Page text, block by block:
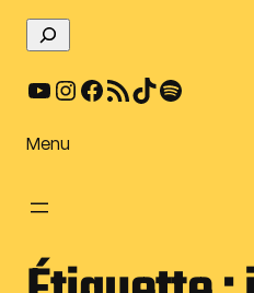
e
c
e
YouTube Instagram Facebook Flux RSS TikTok Spotify
Menu